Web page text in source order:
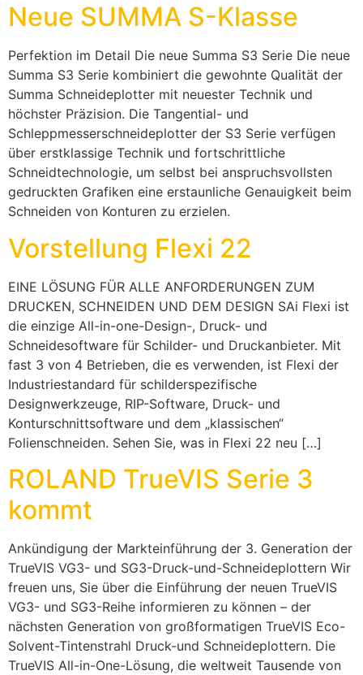
Neue SUMMA S-Klasse
Perfektion im Detail Die neue Summa S3 Serie Die neue
Summa S3 Serie kombiniert die gewohnte Qualität der
Summa Schneideplotter mit neuester Technik und
höchster Präzision. Die Tangential- und
Schleppmesserschneideplotter der S3 Serie verfügen
über erstklassige Technik und fortschrittliche
Schneidtechnologie, um selbst bei anspruchsvollsten
gedruckten Grafiken eine erstaunliche Genauigkeit beim
Schneiden von Konturen zu erzielen.
Vorstellung Flexi 22
EINE LÖSUNG FÜR ALLE ANFORDERUNGEN ZUM
DRUCKEN, SCHNEIDEN UND DEM DESIGN SAi Flexi ist
die einzige All-in-one-Design-, Druck- und
Schneidesoftware für Schilder- und Druckanbieter. Mit
fast 3 von 4 Betrieben, die es verwenden, ist Flexi der
Industriestandard für schilderspezifische
Designwerkzeuge, RIP-Software, Druck- und
Konturschnittsoftware und dem „klassischen“
Folienschneiden. Sehen Sie, was in Flexi 22 neu […]
ROLAND TrueVIS Serie 3
kommt
Ankündigung der Markteinführung der 3. Generation der
TrueVIS VG3- und SG3-Druck-und-Schneideplottern Wir
freuen uns, Sie über die Einführung der neuen TrueVIS
VG3- und SG3-Reihe informieren zu können – der
nächsten Generation von großformatigen TrueVIS Eco-
Solvent-Tintenstrahl Druck-und Schneideplottern. Die
TrueVIS All-in-One-Lösung, die weltweit Tausende von